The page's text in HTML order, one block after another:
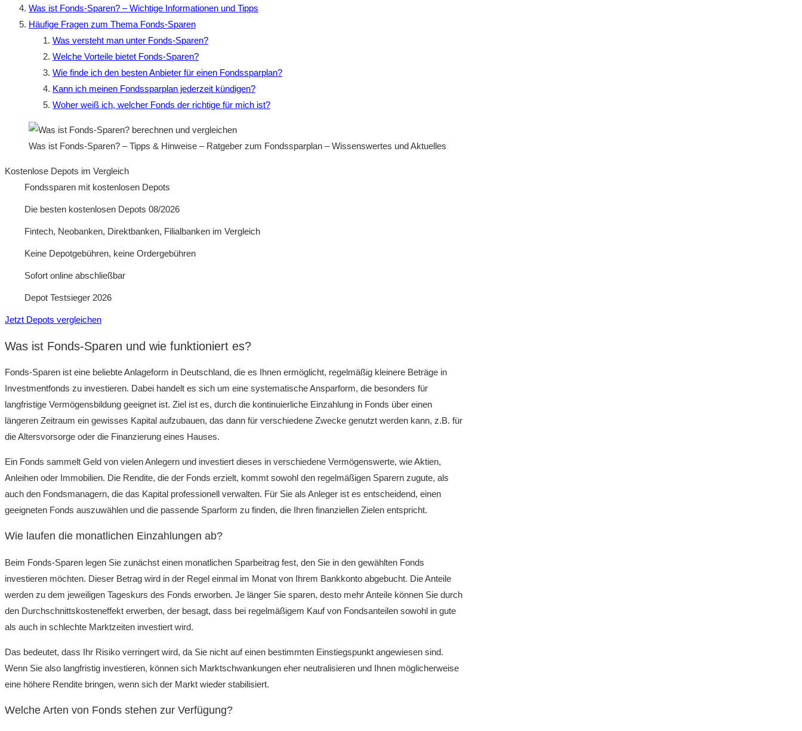
Was ist Fonds-Sparen? – Wichtige Informationen und Tipps
Häufige Fragen zum Thema Fonds-Sparen
Was versteht man unter Fonds-Sparen?
Welche Vorteile bietet Fonds-Sparen?
Wie finde ich den besten Anbieter für einen Fondssparplan?
Kann ich meinen Fondssparplan jederzeit kündigen?
Woher weiß ich, welcher Fonds der richtige für mich ist?
Was ist Fonds-Sparen? – Tipps & Hinweise – Ratgeber zum Fondssparplan – Wissenswertes und Aktuelles
Kostenlose Depots im Vergleich
Fondssparen mit kostenlosen Depots
Die besten kostenlosen Depots 08/2026
Fintech, Neobanken, Direktbanken, Filialbanken im Vergleich
Keine Depotgebühren, keine Ordergebühren
Sofort online abschließbar
Depot Testsieger 2026
Jetzt Depots vergleichen
Was ist Fonds-Sparen und wie funktioniert es?
Fonds-Sparen ist eine beliebte Anlageform in Deutschland, die es Ihnen ermöglicht, regelmäßig kleinere Beträge in
Investmentfonds zu investieren. Dabei handelt es sich um eine systematische Ansparform, die besonders für
langfristige Vermögensbildung geeignet ist. Ziel ist es, durch die kontinuierliche Einzahlung in Fonds über einen
längeren Zeitraum ein gewisses Kapital aufzubauen, das dann für verschiedene Zwecke genutzt werden kann, z.B. für
die Altersvorsorge oder die Finanzierung eines Hauses.
Ein Fonds sammelt Geld von vielen Anlegern und investiert dieses in verschiedene Vermögenswerte, wie Aktien,
Anleihen oder Immobilien. Die Rendite, die der Fonds erzielt, kommt sowohl den regelmäßigen Sparern zugute, als
auch den Fondsmanagern, die das Kapital professionell verwalten. Für Sie als Anleger ist es entscheidend, einen
geeigneten Fonds auszuwählen und die passende Sparform zu finden, die Ihren finanziellen Zielen entspricht.
Wie laufen die monatlichen Einzahlungen ab?
Beim Fonds-Sparen legen Sie zunächst einen monatlichen Sparbeitrag fest, den Sie in den gewählten Fonds
investieren möchten. Dieser Betrag wird in der Regel einmal im Monat von Ihrem Bankkonto abgebucht. Die Anteile
werden zu dem jeweiligen Tageskurs des Fonds erworben. Je länger Sie sparen, desto mehr Anteile können Sie durch
den Durchschnittskosteneffekt erwerben, der besagt, dass bei regelmäßigem Kauf von Fondsanteilen sowohl in gute
als auch in schlechte Marktzeiten investiert wird.
Das bedeutet, dass Ihr Risiko verringert wird, da Sie nicht auf einen bestimmten Einstiegspunkt angewiesen sind.
Wenn Sie also langfristig investieren, können sich Marktschwankungen eher neutralisieren und Ihnen möglicherweise
eine höhere Rendite bringen, wenn sich der Markt wieder stabilisiert.
Welche Arten von Fonds stehen zur Verfügung?